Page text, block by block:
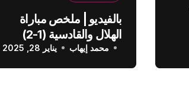
بالفيديو | ملخص مباراة
الهلال والقادسية (1-2)
الدوري السعودي
محمد إيهاب يناير 28, 2025